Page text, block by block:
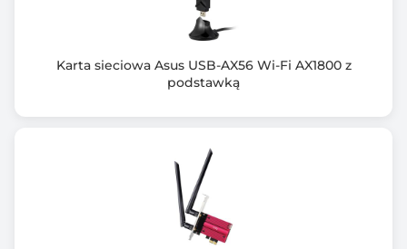
Karta sieciowa Asus USB-AX56 Wi-Fi AX1800 z
podstawką